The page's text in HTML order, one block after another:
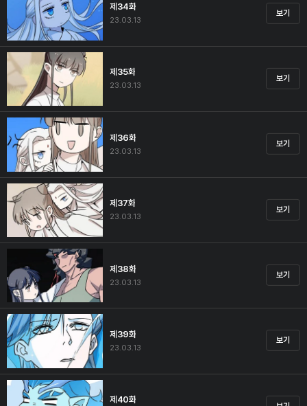
제34화
23.03.13
보기
제35화
23.03.13
보기
제36화
23.03.13
보기
제37화
23.03.13
보기
제38화
23.03.13
보기
제39화
23.03.13
보기
제40화